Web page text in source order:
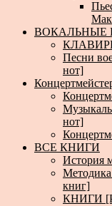
ВОКАЛЬНЫЕ
КЛАВИРЫ
Песни
нот]
нот]
ВСЕ КНИГИ
История
Методика
книг]
КНИГИ